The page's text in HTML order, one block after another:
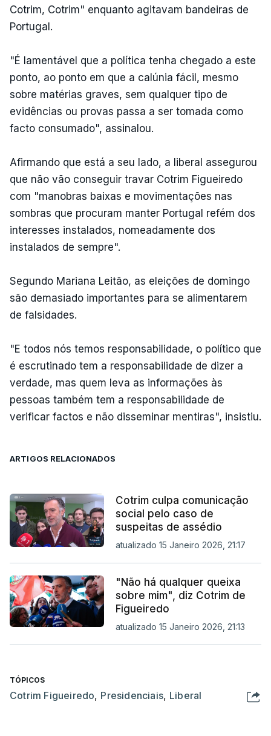
Cotrim, Cotrim" enquanto agitavam bandeiras de
Portugal.
"É lamentável que a política tenha chegado a este
ponto, ao ponto em que a calúnia fácil, mesmo
sobre matérias graves, sem qualquer tipo de
evidências ou provas passa a ser tomada como
facto consumado", assinalou.
Afirmando que está a seu lado, a liberal assegurou
que não vão conseguir travar Cotrim Figueiredo
com "manobras baixas e movimentações nas
sombras que procuram manter Portugal refém dos
interesses instalados, nomeadamente dos
instalados de sempre".
Segundo Mariana Leitão, as eleições de domingo
são demasiado importantes para se alimentarem
de falsidades.
"E todos nós temos responsabilidade, o político que
é escrutinado tem a responsabilidade de dizer a
verdade, mas quem leva as informações às
pessoas também tem a responsabilidade de
verificar factos e não disseminar mentiras", insistiu.
ARTIGOS RELACIONADOS
Cotrim culpa comunicação
social pelo caso de
suspeitas de assédio
atualizado 15 Janeiro 2026, 21:17
"Não há qualquer queixa
sobre mim", diz Cotrim de
Figueiredo
atualizado 15 Janeiro 2026, 21:13
TÓPICOS
Cotrim Figueiredo, Presidenciais, Liberal